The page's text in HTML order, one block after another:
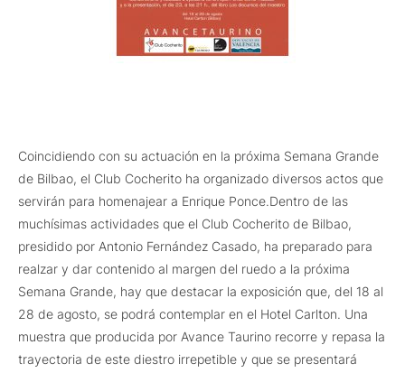
Coincidiendo con su actuación en la próxima Semana Grande
de Bilbao, el Club Cocherito ha organizado diversos actos que
servirán para homenajear a Enrique Ponce.Dentro de las
muchísimas actividades que el Club Cocherito de Bilbao,
presidido por Antonio Fernández Casado, ha preparado para
realzar y dar contenido al margen del ruedo a la próxima
Semana Grande, hay que destacar la exposición que, del 18 al
28 de agosto, se podrá contemplar en el Hotel Carlton. Una
muestra que producida por Avance Taurino recorre y repasa la
trayectoria de este diestro irrepetible y que se presentará